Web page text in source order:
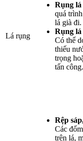
Lá rụng
Rụng
quá
lá già đi.
Rụng lá
Có thể
thiếu
trọng
tấn công.
Rệp
Các
trên lá,